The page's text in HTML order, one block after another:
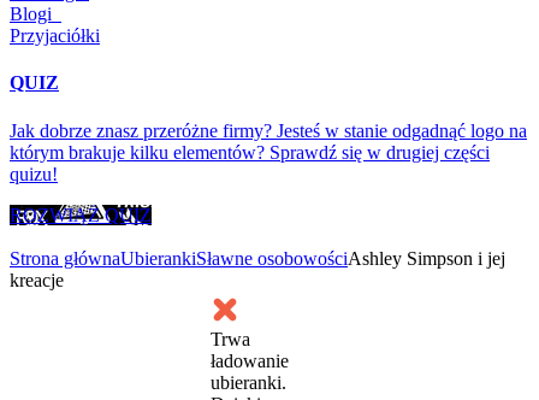
Blogi
Przyjaciółki
QUIZ
Jak dobrze znasz przeróżne firmy? Jesteś w stanie odgadnąć logo na
którym brakuje kilku elementów? Sprawdź się w drugiej części
quizu!
ROZWIĄŻ QUIZ
Strona głównaUbierankiSławne osobowościAshley Simpson i jej
kreacje
Trwa
ładowanie
ubieranki.